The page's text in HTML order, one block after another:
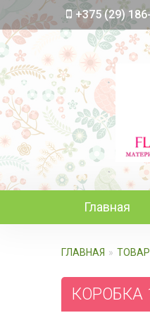
+375 (29)
Главная
ГЛАВНАЯ
КОРОБКА